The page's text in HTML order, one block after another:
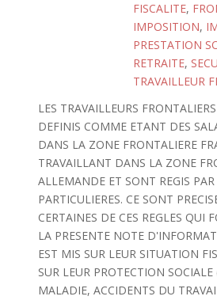
FISCALITE,
IMPOSITION,
PRESTATION
RETRAITE,
TRAVAILLEUR
LES TRAVAILLEURS
DEFINIS COMME ETANT DES
DANS LA ZONE FRONTALIERE
TRAVAILLANT DANS LA ZONE
ALLEMANDE ET SONT REGIS PAR
PARTICULIERES. CE SONT
CERTAINES DE CES REGLES QUI
LA PRESENTE NOTE
EST MIS SUR LEUR SITUATION
SUR LEUR PROTECTION SOCIALE
MALADIE, ACCIDENTS DU